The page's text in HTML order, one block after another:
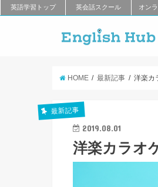
英語学習トップ 英会話スクール オン
HOME 最新記事 洋楽カ
最新記事
2019.08.01
洋楽カラオ